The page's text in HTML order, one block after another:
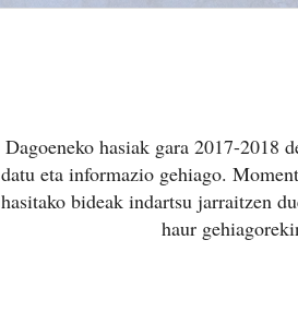
Dagoeneko hasiak gara 2017-2018
datu eta informazio gehiago.
hasitako bideak indartsu jarraitzen
haur